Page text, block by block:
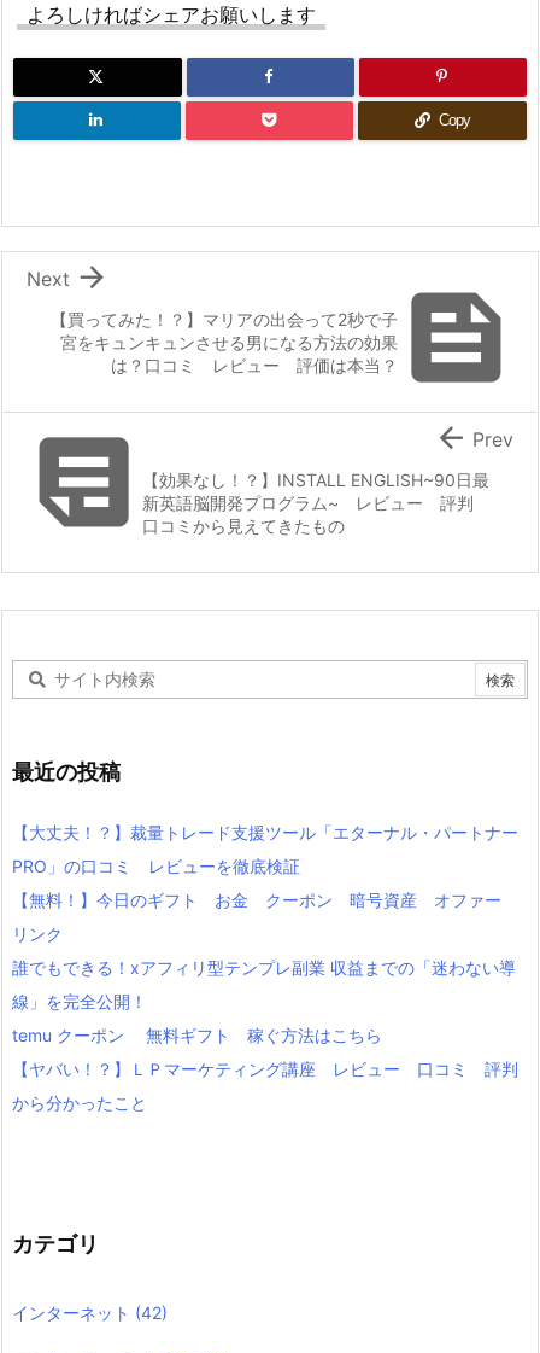
よろしければシェアお願いします
Copy

【買ってみた！？】マリアの出会って2秒で子
宮をキュンキュンさせる男になる方法の効果
は？口コミ レビュー 評価は本当？

Next
 【効果なし！？】INSTALL ENGLISH~90日最
新英語脳開発プログラム~ レビュー 評判
口コミから見えてきたもの
 Prev
最近の投稿
【大丈夫！？】裁量トレード支援ツール「エターナル・パートナー
PRO」の口コミ レビューを徹底検証
【無料！】今日のギフト お金 クーポン 暗号資産 オファー
リンク
誰でもできる！xアフィリ型テンプレ副業 収益までの「迷わない導
線」を完全公開！
temu クーポン 無料ギフト 稼ぐ方法はこちら
【ヤバい！？】ＬＰマーケティング講座 レビュー 口コミ 評判
から分かったこと
カテゴリ
インターネット (42)